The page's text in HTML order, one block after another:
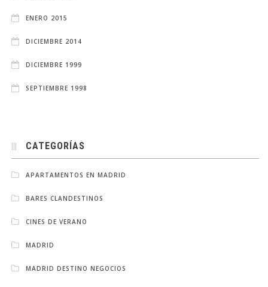
ENERO 2015
DICIEMBRE 2014
DICIEMBRE 1999
SEPTIEMBRE 1998
CATEGORÍAS
APARTAMENTOS EN MADRID
BARES CLANDESTINOS
CINES DE VERANO
MADRID
MADRID DESTINO NEGOCIOS